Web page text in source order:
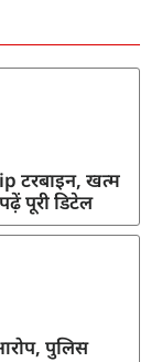
टरबाइन, खत्म
पूरी डिटेल
पुलिस